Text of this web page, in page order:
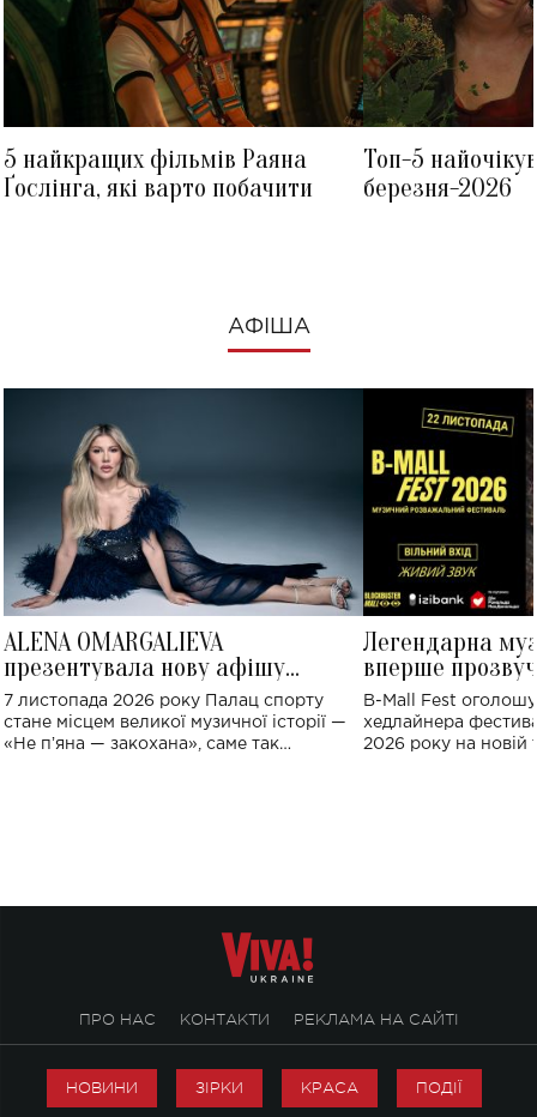
5 найкращих фільмів Раяна
Ґослінга, які варто побачити
Топ-5
березня-2026
АФІША
ALENA OMARGALIEVA
презентувала нову афішу
великого концерту в Палаці
спорту
7 листопада 2026 року Палац спорту
стане місцем великої музичної історії —
«Не пʼяна — закохана», саме так
Легендарна
вперше
Україні: де
B-Mall Fest
хедлайнера
2026 року на новій
ПРО НАС КОНТАКТИ РЕКЛАМА НА САЙТІ
НОВИНИ ЗІРКИ КРАСА ПОДІЇ